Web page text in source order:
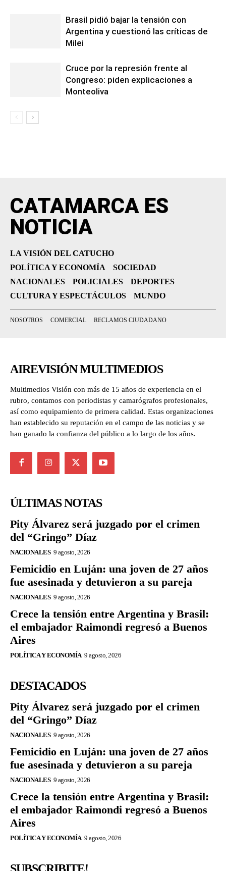
Brasil pidió bajar la tensión con
Argentina y cuestionó las críticas de
Milei
Cruce por la represión frente al
Congreso: piden explicaciones a
Monteoliva
CATAMARCA ES
NOTICIA
LA VISIÓN DEL CATUCHO
POLÍTICA Y ECONOMÍA
SOCIEDAD
NACIONALES
POLICIALES
DEPORTES
CULTURA Y ESPECTÁCULOS
MUNDO
NOSOTROS COMERCIAL RECLAMOS CIUDADANO
AIREVISIÓN MULTIMEDIOS
Multimedios Visión con más de 15 años de experiencia en el
rubro, contamos con periodistas y camarógrafos profesionales,
así como equipamiento de primera calidad. Estas organizaciones
han establecido su reputación en el campo de las noticias y se
han ganado la confianza del público a lo largo de los años.
ÚLTIMAS NOTAS
Pity Álvarez será juzgado por el crimen
del “Gringo” Díaz
NACIONALES 9 agosto, 2026
Femicidio en Luján: una joven de 27 años
fue asesinada y detuvieron a su pareja
NACIONALES 9 agosto, 2026
Crece la tensión entre Argentina y Brasil:
el embajador Raimondi regresó a Buenos
Aires
POLÍTICA Y ECONOMÍA 9 agosto, 2026
DESTACADOS
Pity Álvarez será juzgado por el crimen
del “Gringo” Díaz
NACIONALES 9 agosto, 2026
Femicidio en Luján: una joven de 27 años
fue asesinada y detuvieron a su pareja
NACIONALES 9 agosto, 2026
Crece la tensión entre Argentina y Brasil:
el embajador Raimondi regresó a Buenos
Aires
POLÍTICA Y ECONOMÍA 9 agosto, 2026
SUBSCRIBITE!